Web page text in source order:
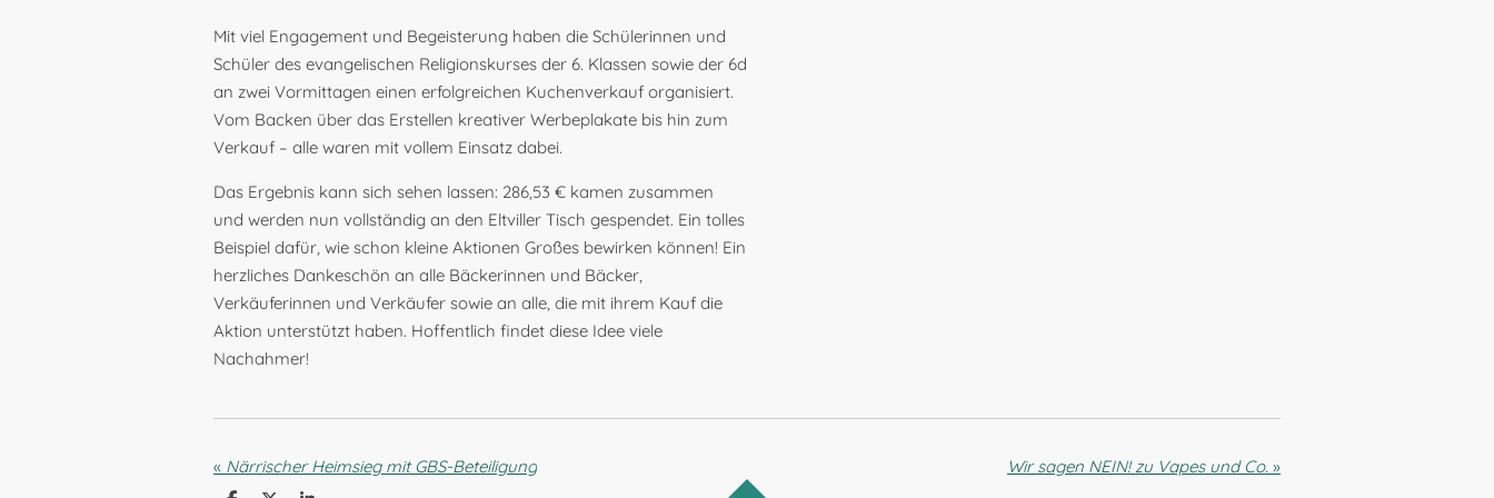
Mit viel Engagement und Begeisterung haben die Schülerinnen und
Schüler des evangelischen Religionskurses der 6. Klassen sowie der 6d
an zwei Vormittagen einen erfolgreichen Kuchenverkauf organisiert.
Vom Backen über das Erstellen kreativer Werbeplakate bis hin zum
Verkauf – alle waren mit vollem Einsatz dabei.
Das Ergebnis kann sich sehen lassen: 286,53 € kamen zusammen
und werden nun vollständig an den Eltviller Tisch gespendet. Ein tolles
Beispiel dafür, wie schon kleine Aktionen Großes bewirken können! Ein
herzliches Dankeschön an alle Bäckerinnen und Bäcker,
Verkäuferinnen und Verkäufer sowie an alle, die mit ihrem Kauf die
Aktion unterstützt haben. Hoffentlich findet diese Idee viele
Nachahmer!
« Närrischer Heimsieg mit GBS-Beteiligung Wir sagen NEIN! zu Vapes und Co. »